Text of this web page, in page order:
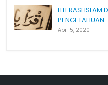
LITERASI ISLAM
PENGETAHUAN
Apr 15, 2020